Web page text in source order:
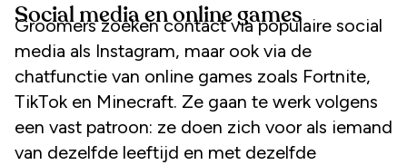
Social media en online games
Groomers zoeken contact via populaire social
media als Instagram, maar ook via de
chatfunctie van online games zoals Fortnite,
TikTok en Minecraft. Ze gaan te werk volgens
een vast patroon: ze doen zich voor als iemand
van dezelfde leeftijd en met dezelfde